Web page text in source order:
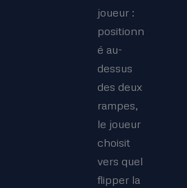
joueur :
positionn
é au-
dessus
des deux
rampes,
le joueur
choisit
vers quel
flipper la